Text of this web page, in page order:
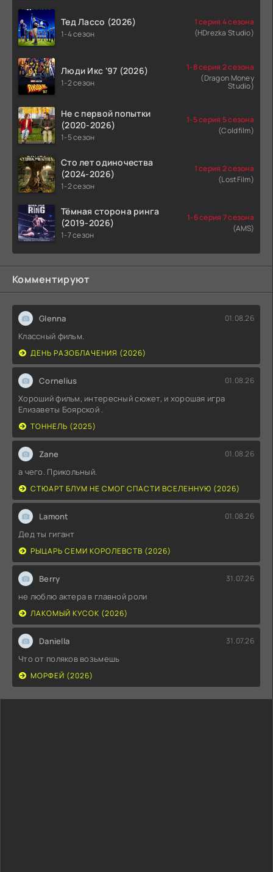
Тед Лассо (2026)
1-4 сезон
1 серия 4 сезона
(HDrezka Studio)
Люди Икс '97 (2026)
1-2 сезон
1-8 серия 2 сезона
(Dragon Money
Studio)
Не с первой попытки
(2020-2026)
1-5 сезон
1-5 серия 5 сезона
(Coldfilm)
Сто лет одиночества
(2024-2026)
1-2 сезон
1 серия 2 сезона
(LostFilm)
Тёмная сторона ринга
(2019-2026)
1-7 сезон
1-6 серия 7 сезона
(AMS)
Комментируют
Glenna 01.08.26
Классный фильм.
ДЕНЬ РАЗОБЛАЧЕНИЯ (2026)
Cornelius 01.08.26
Хороший фильм, интересный сюжет, и хорошая игра
Елизаветы Боярской .
ТОННЕЛЬ (2025)
Zane 01.08.26
а чего. Прикольный.
СТЮАРТ БЛУМ НЕ СМОГ СПАСТИ ВСЕЛЕННУЮ (2026)
Lamont 01.08.26
Дед ты гигант
РЫЦАРЬ СЕМИ КОРОЛЕВСТВ (2026)
Berry 31.07.26
не люблю актера в главной роли
ЛАКОМЫЙ КУСОК (2026)
Daniella 31.07.26
Что от поляков возьмешь
МОРФЕЙ (2026)